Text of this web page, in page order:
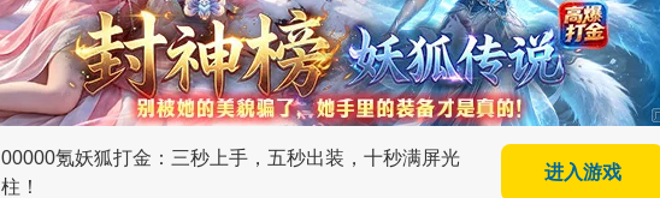
00000氪妖狐打金：三秒上手，五秒出装，十秒满屏光
柱！
进入游戏